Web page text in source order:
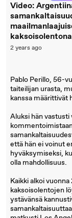
Video:
kaksoisolentona
2 years ago
Pablo Perillo, 56-
taiteilijan urasta,
kanssa määrittivät
Aluksi hän
että hän ei voinut
hyväksymiseksi,
olla mahdollisuus.
Kaikki alkoi
kaksoisolentojen
ystävänsä